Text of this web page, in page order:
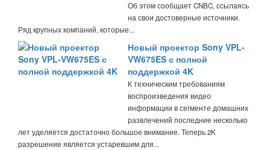
Об этом сообщает CNBC, ссылаясь
на свои достоверные источники.
Ряд крупных компаний, которые...
Новый проектор Sony VPL-
VW675ES с полной
поддержкой 4K
К техническим требованиям
воспроизведения видео
информации в сегменте домашних
развлечений последние несколько
лет уделяется достаточно большое внимание. Теперь 2K
разрешение является устаревшим для...